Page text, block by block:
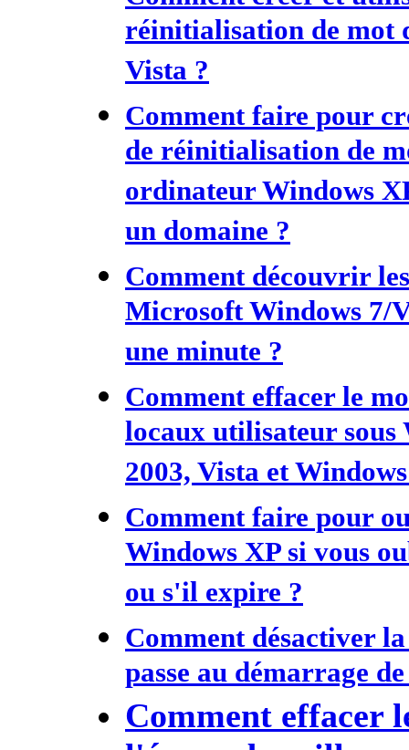
réinitialisation de mot
Vista ?
Comment faire pour
de réinitialisation de
ordinateur Windows
un domaine ?
Comment découvrir
Microsoft Windows 7/
une minute ?
Comment effacer le
locaux utilisateur sous
2003, Vista et
Comment faire pour
Windows XP si vous
ou s'il expire ?
Comment désactiver
passe au démarrage
Comment effacer